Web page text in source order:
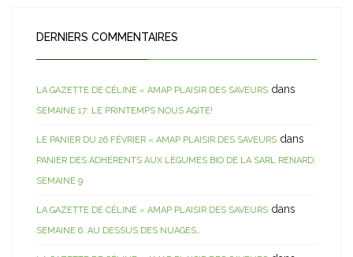
DERNIERS COMMENTAIRES
LA GAZETTE DE CÉLINE « AMAP PLAISIR DES SAVEURS dans
SEMAINE 17: LE PRINTEMPS NOUS AGITE!
LE PANIER DU 26 FÉVRIER « AMAP PLAISIR DES SAVEURS dans
PANIER DES ADHÉRENTS AUX LÉGUMES BIO DE LA SARL RENARD:
SEMAINE 9
LA GAZETTE DE CÉLINE « AMAP PLAISIR DES SAVEURS dans
SEMAINE 6: AU DESSUS DES NUAGES…